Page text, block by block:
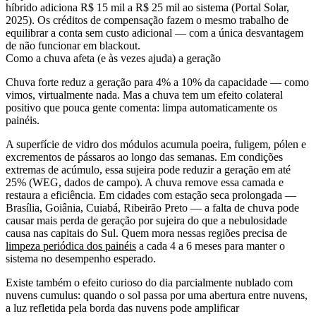
híbrido adiciona R$ 15 mil a R$ 25 mil ao sistema (Portal Solar,
2025). Os créditos de compensação fazem o mesmo trabalho de
equilibrar a conta sem custo adicional — com a única desvantagem
de não funcionar em blackout.
Como a chuva afeta (e às vezes ajuda) a geração
Chuva forte reduz a geração para 4% a 10% da capacidade — como
vimos, virtualmente nada. Mas a chuva tem um efeito colateral
positivo que pouca gente comenta: limpa automaticamente os
painéis.
A superfície de vidro dos módulos acumula poeira, fuligem, pólen e
excrementos de pássaros ao longo das semanas. Em condições
extremas de acúmulo, essa sujeira pode reduzir a geração em até
25% (WEG, dados de campo). A chuva remove essa camada e
restaura a eficiência. Em cidades com estação seca prolongada —
Brasília, Goiânia, Cuiabá, Ribeirão Preto — a falta de chuva pode
causar mais perda de geração por sujeira do que a nebulosidade
causa nas capitais do Sul. Quem mora nessas regiões precisa de
limpeza periódica dos painéis a cada 4 a 6 meses para manter o
sistema no desempenho esperado.
Existe também o efeito curioso do dia parcialmente nublado com
nuvens cumulus: quando o sol passa por uma abertura entre nuvens,
a luz refletida pela borda das nuvens pode amplificar